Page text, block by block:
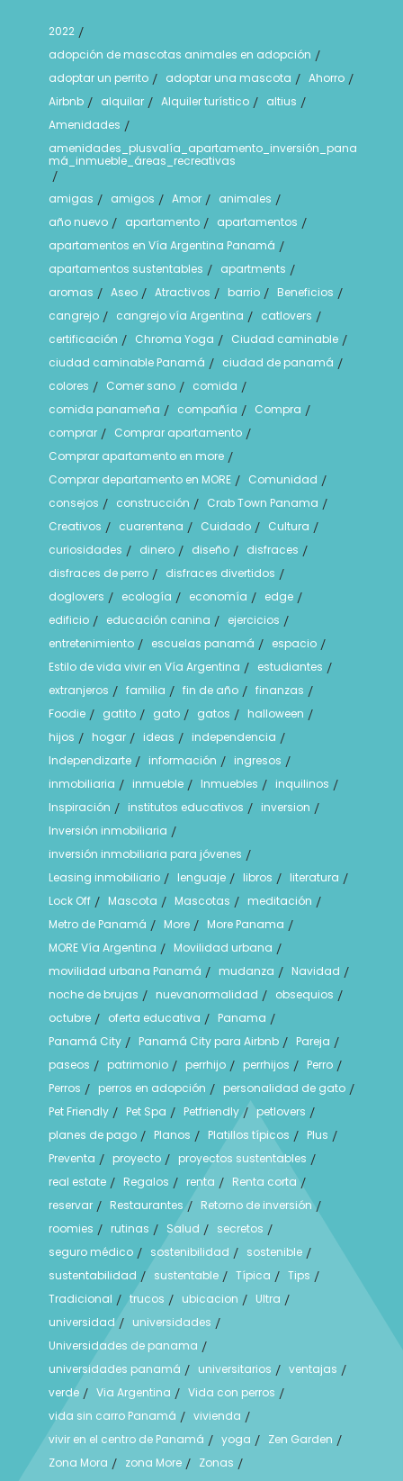
2022 /
adopción de mascotas animales en adopción /
adoptar un perrito / adoptar una mascota / Ahorro /
Airbnb / alquilar / Alquiler turístico / altius /
Amenidades /
amenidades_plusvalía_apartamento_inversión_pana
má_inmueble_áreas_recreativas
/
amigas / amigos / Amor / animales /
año nuevo / apartamento / apartamentos /
apartamentos en Vía Argentina Panamá /
apartamentos sustentables / apartments /
aromas / Aseo / Atractivos / barrio / Beneficios /
cangrejo / cangrejo vía Argentina / catlovers /
certificación / Chroma Yoga / Ciudad caminable /
ciudad caminable Panamá / ciudad de panamá /
colores / Comer sano / comida /
comida panameña / compañía / Compra /
comprar / Comprar apartamento /
Comprar apartamento en more /
Comprar departamento en MORE / Comunidad /
consejos / construcción / Crab Town Panama /
Creativos / cuarentena / Cuidado / Cultura /
curiosidades / dinero / diseño / disfraces /
disfraces de perro / disfraces divertidos /
doglovers / ecología / economía / edge /
edificio / educación canina / ejercicios /
entretenimiento / escuelas panamá / espacio /
Estilo de vida vivir en Vía Argentina / estudiantes /
extranjeros / familia / fin de año / finanzas /
Foodie / gatito / gato / gatos / halloween /
hijos / hogar / ideas / independencia /
Independizarte / información / ingresos /
inmobiliaria / inmueble / Inmuebles / inquilinos /
Inspiración / institutos educativos / inversion /
Inversión inmobiliaria /
inversión inmobiliaria para jóvenes /
Leasing inmobiliario / lenguaje / libros / literatura /
Lock Off / Mascota / Mascotas / meditación /
Metro de Panamá / More / More Panama /
MORE Vía Argentina / Movilidad urbana /
movilidad urbana Panamá / mudanza / Navidad /
noche de brujas / nuevanormalidad / obsequios /
octubre / oferta educativa / Panama /
Panamá City / Panamá City para Airbnb / Pareja /
paseos / patrimonio / perrhijo / perrhijos / Perro /
Perros / perros en adopción / personalidad de gato /
Pet Friendly / Pet Spa / Petfriendly / petlovers /
planes de pago / Planos / Platillos típicos / Plus /
Preventa / proyecto / proyectos sustentables /
real estate / Regalos / renta / Renta corta /
reservar / Restaurantes / Retorno de inversión/
roomies / rutinas / Salud / secretos /
seguro médico / sostenibilidad / sostenible /
sustentabilidad / sustentable / Típica / Tips /
Tradicional / trucos / ubicacion / Ultra /
universidad/ universidades /
Universidades de panama /
universidades panamá / universitarios / ventajas /
verde / Via Argentina / Vida con perros /
vida sin carro Panamá / vivienda /
vivir en el centro de Panamá / yoga / Zen Garden /
Zona Mora / zona More / Zonas /